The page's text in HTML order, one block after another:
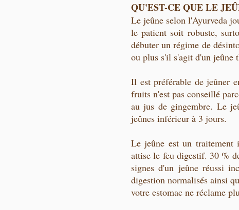
QU'EST-CE QUE LE
Le jeûne selon l'Ayurveda
le patient soit robuste,
débuter un régime de
ou plus s'il s'agit d'un jeûne
Il est préférable de jeûner
fruits n'est pas conseillé
au jus de gingembre. Le
jeûnes inférieur à 3 jours.
Le jeûne est un traitement
attise le feu digestif. 30 %
signes d'un jeûne réussi
digestion normalisés ainsi
votre estomac ne réclame